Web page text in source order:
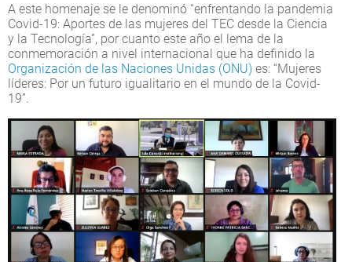
A este homenaje se le denominó “enfrentando la pandemia
Covid-19: Aportes de las mujeres del TEC desde la Ciencia
y la Tecnología”, por cuanto este año el lema de la
conmemoración a nivel internacional que ha definido la
Organización de las Naciones Unidas (ONU) es: “Mujeres
líderes: Por un futuro igualitario en el mundo de la Covid-
19”.